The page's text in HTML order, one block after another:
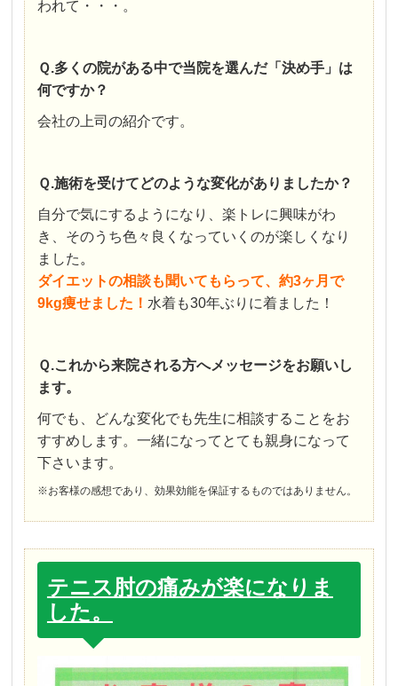
われて・・・。
Ｑ.多くの院がある中で当院を選んだ「決め手」は
何ですか？
会社の上司の紹介です。
Ｑ.施術を受けてどのような変化がありましたか？
自分で気にするようになり、楽トレに興味がわ
き、そのうち色々良くなっていくのが楽しくなり
ました 。
ダイエットの相談も聞いてもらって、約3ヶ月で
9kg痩せました！ 水着も30年ぶりに着ました！
Ｑ.これから来院される方へメッセージをお願いし
ます。
何でも、どんな変化でも先生に相談することをお
すすめします。一緒になってとても親身になって
下さいます。
※お客様の感想であり、効果効能を保証するものではありません。
テニス肘の痛みが楽になりま
した。